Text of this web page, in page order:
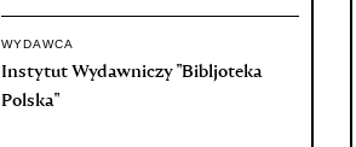
WYDAWCA
Instytut Wydawniczy "Bibljoteka
Polska"